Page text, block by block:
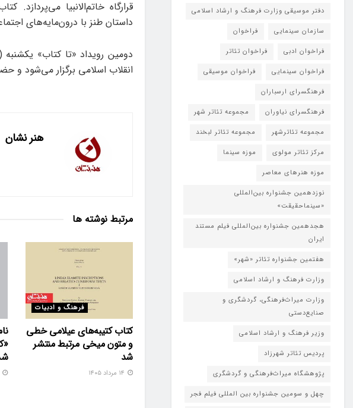
داستان طنز با درون‌مایه‌های
انقلاب اسلامی برگزار می‌شود و
هنر نشان
مرتبط نوشته ها
فرهنگ و ادبیات
کتاب کتیبه‌های عیلامی خطی
و متون میخی مرتبط منتشر
شد
دفتر موسیقی وزارت فرهنگ و ارشاد اسلامی
سازمان سینمایی
فراخوان
فراخوان ادبی
فراخوان تئاتر
فراخوان سینمایی
فراخوان موسیقی
فرهنگسرای ارسباران
فرهنگسرای نیاوران
مجموعه تئاتر شهر
مجموعه تئاترشهر
مجموعه تئاتر لبخند
مرکز تئاتر مولوی
موزه سینما
موزه هنرهای معاصر
نوزدهمین جشنواره بین‌المللی
«سینماحقیقت»
هجدهمین جشنواره بین‌المللی فیلم مستند
ایران
هفتمین جشنواره تئاتر «شهر»
وزارت فرهنگ و ارشاد اسلامی
وزارت میراث‌فرهنگی، گردشگری و
صنایع‌دستی
وزیر فرهنگ و ارشاد اسلامی
پردیس تئاتر شهرزاد
پژوهشگاه میراث‌فرهنگی و گردشگری
چهل و سومین جشنواره بین المللی فیلم فجر